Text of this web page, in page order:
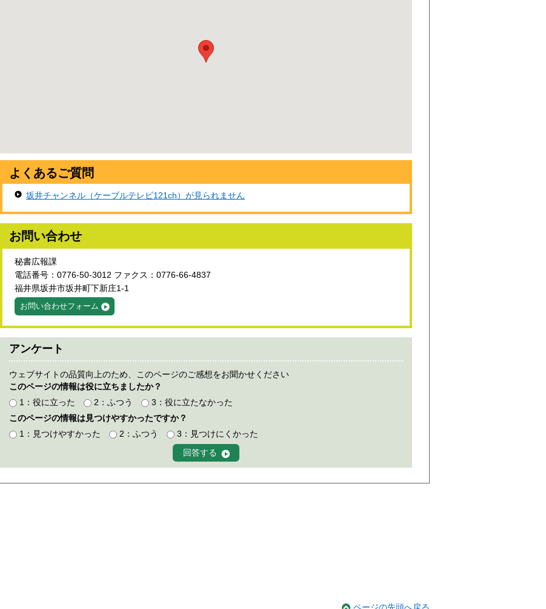
よくあるご質問
坂井チャンネル（ケーブルテレビ121ch）が見られません
お問い合わせ
秘書広報課
電話番号：0776-50-3012 ファクス：0776-66-4837
福井県坂井市坂井町下新庄1-1
お問い合わせフォーム
アンケート
ウェブサイトの品質向上のため、このページのご感想をお聞かせください
このページの情報は役に立ちましたか？
1：役に立った
2：ふつう
3：役に立たなかった
このページの情報は見つけやすかったですか？
1：見つけやすかった
2：ふつう 3：見つけにくかった